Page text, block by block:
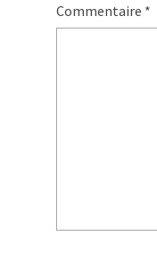
Commentaire *